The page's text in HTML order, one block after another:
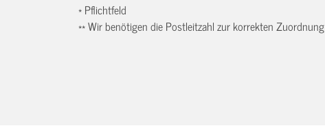
* Pflichtfeld
** Wir benötigen die Postleitzahl zur korrekten